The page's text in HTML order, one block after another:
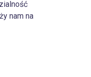
nam na